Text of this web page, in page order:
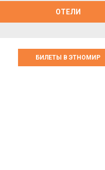
ОТЕЛИ
БИЛЕТЫ В ЭТНОМИР